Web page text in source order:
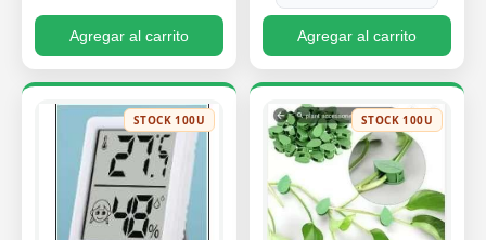
Agregar al carrito Agregar al carrito
STOCK 100U STOCK 100U